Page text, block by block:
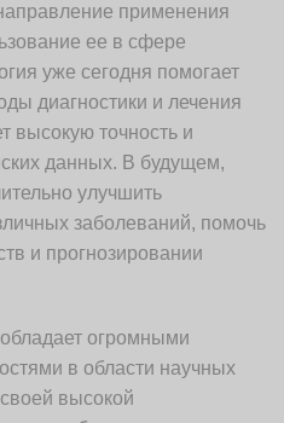
применения
ее в сфере
уже сегодня помогает
диагностики и лечения
высокую точность и
данных. В будущем,
улучшить
заболеваний, помочь
и прогнозировании
огромными
в области научных
высокой